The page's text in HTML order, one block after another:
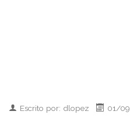
Escrito por: dlopez 01/